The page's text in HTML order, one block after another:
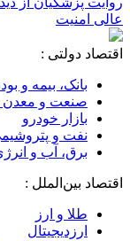
عالی امنیت
اقتصاد دولتی :
بانک، بیمه و
صنعت و معدن
بازار خودرو
نفت و
برق، آب و
اقتصاد بین‌الملل :
طلا و ارز
ارزدیجیتال